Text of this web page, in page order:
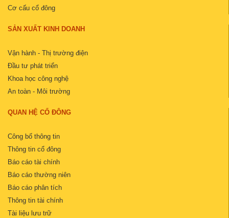
Cơ cấu cổ đông
SẢN XUẤT KINH DOANH
Vận hành - Thị trường điện
Đầu tư phát triển
Khoa học công nghệ
An toàn - Môi trường
QUAN HỆ CỔ ĐÔNG
Công bố thông tin
Thông tin cổ đông
Báo cáo tài chính
Báo cáo thường niên
Báo cáo phân tích
Thông tin tài chính
Tài liệu lưu trữ